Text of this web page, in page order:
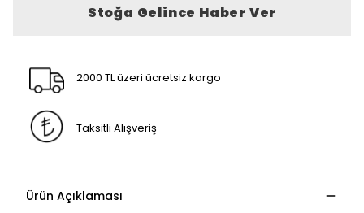
Stoğa Gelince Haber Ver
2000 TL üzeri ücretsiz kargo
Taksitli Alışveriş
Ürün Açıklaması